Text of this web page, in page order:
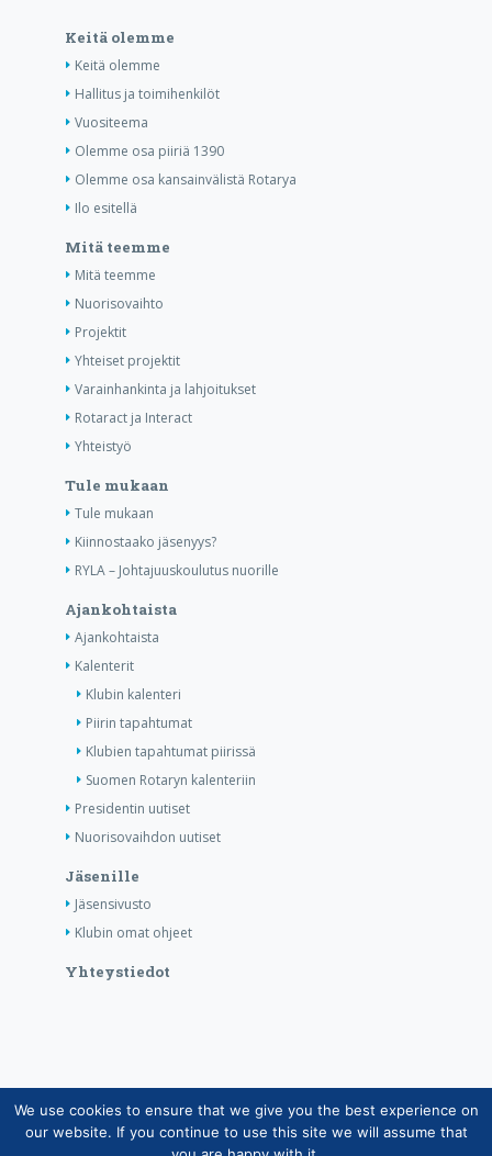
Keitä olemme
Keitä olemme
Hallitus ja toimihenkilöt
Vuositeema
Olemme osa piiriä 1390
Olemme osa kansainvälistä Rotarya
Ilo esitellä
Mitä teemme
Mitä teemme
Nuorisovaihto
Projektit
Yhteiset projektit
Varainhankinta ja lahjoitukset
Rotaract ja Interact
Yhteistyö
Tule mukaan
Tule mukaan
Kiinnostaako jäsenyys?
RYLA – Johtajuuskoulutus nuorille
Ajankohtaista
Ajankohtaista
Kalenterit
Klubin kalenteri
Piirin tapahtumat
Klubien tapahtumat piirissä
Suomen Rotaryn kalenteriin
Presidentin uutiset
Nuorisovaihdon uutiset
Jäsenille
Jäsensivusto
Klubin omat ohjeet
Yhteystiedot
Copyright © Suomen Rotarypalvelu ry 2026 |
Jäsentietojärjestelmän tietosuojaseloste|Henkilötietojen
We use cookies to ensure that we give you the best experience on
our website. If you continue to use this site we will assume that